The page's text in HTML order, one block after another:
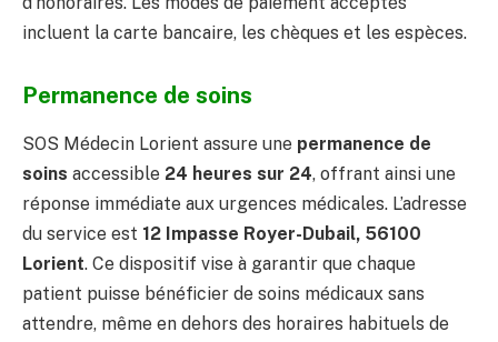
incluent la carte bancaire, les chèques et les espèces.
Permanence de soins
SOS Médecin Lorient assure une permanence de
soins accessible 24 heures sur 24, offrant ainsi une
réponse immédiate aux urgences médicales. L’adresse
du service est 12 Impasse Royer-Dubail, 56100
Lorient. Ce dispositif vise à garantir que chaque
patient puisse bénéficier de soins médicaux sans
attendre, même en dehors des horaires habituels de